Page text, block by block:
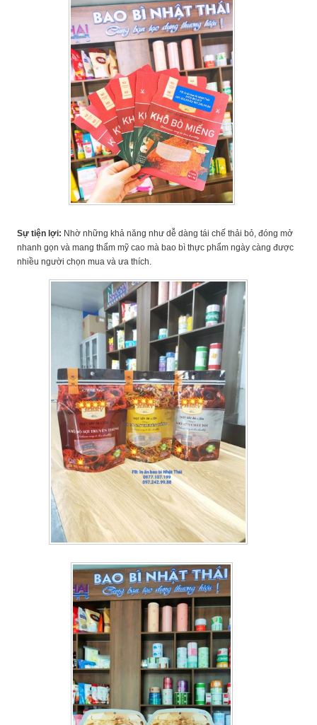
Sự tiện lợi: Nhờ những khả năng như dễ dàng tái chế thải bỏ, đóng mở
nhanh gọn và mang thẩm mỹ cao mà bao bì thực phẩm ngày càng được
nhiều người chọn mua và ưa thích.